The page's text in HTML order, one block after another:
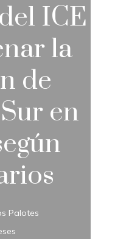
ICE
la
de
en
Palotes